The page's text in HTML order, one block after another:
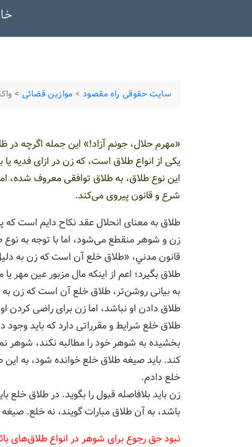
سایت حقوقی راه مقصود > موازین قضائی >
«مهرم حلال، جونم آزاد!» این جمله اگرچه در
یکی از انواع طلاق است، که زن در ازای فدیه
این نوع طلاق، به طلاق توافقی معروف شده،
شرع و قانون پیروی می‌کند.
طلاق به معنای انحلال عقد نكاح دایم است
قانون مدني، «طلاق خلع آن است که زن به
طلاق بگیرد؛ اعم از اینکه مال مزبور عین مهر
به بیانی روشن‌تر، طلاق خلع آن است که زن
طلاق دادن او نباشد، اما زن براى راضى کردن
طلاق خلع شرایط و مقرراتی دارد که باید
بخشیده به شوهر خود را مطالبه نکند، شوهر
کند. باید صیغه طلاق خلع خوانده شود، به
خلع دادم.
زن باید بلافاصله قبول را بگوید. در طلاق
باشد، به آن طلاق مبارات گویند، نه خلع.
نبود حق رجوع برای شوهر در انواع طلاق‌های